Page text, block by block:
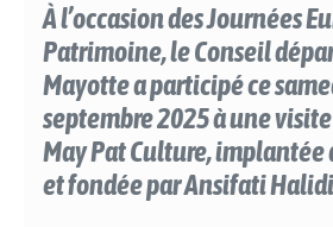
À l’occasion des Journées
Patrimoine, le Conseil
Mayotte a participé ce
septembre 2025 à une
May Pat Culture,
et fondée par Ansifati